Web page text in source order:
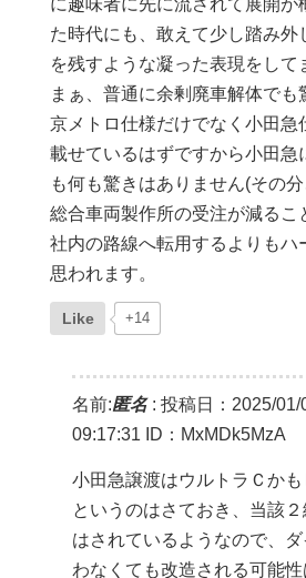
に趣味者に先に流されて展開が
た時代にも、敢えて少し踏み外
を残すような凝った表現をして
まぁ、普通に余剰廃車解体でも
京メトロ仕様だけでなく小田急
載せているはずですから小田急
も何も驚きはありません(その
総合車両製作所の受注が減るこ
社内の路線へ転用するよりもハ
思われます。
Like +14
名前:匿名: 投稿日：2025/01/
09:17:31
ID：MxMDk5MzA
小田急譲渡はウルトラＣかも
というのはさておき、当該
はされているようなので、
わなくても改造される可能性